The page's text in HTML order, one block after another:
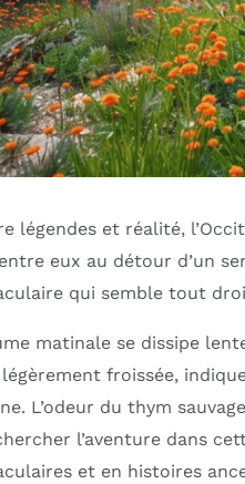
légendes et réalité,
eux au détour d’un
qui semble tout
matinale se dissipe
froissée,
L’odeur du thym
l’aventure dans
et en histoires